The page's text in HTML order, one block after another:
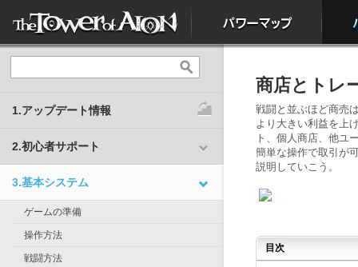
1.アップデート情報
2.初心者サポート
3.基本システム
ゲームの準備
操作方法
戦闘方法
商店とトレ
戦闘と並ぶほど商売
より大きい利益を上
ト、個人商店、他ユ
簡単な操作で取引が
説明していこう。
目次